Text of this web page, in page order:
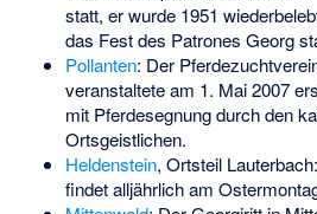
statt, er wurde 1951
das Fest des Patrones Georg
Pollanten: Der
veranstaltete am 1. Mai 2007
mit Pferdesegnung durch den
Ortsgeistlichen.
Heldenstein, Ortsteil
findet alljährlich am